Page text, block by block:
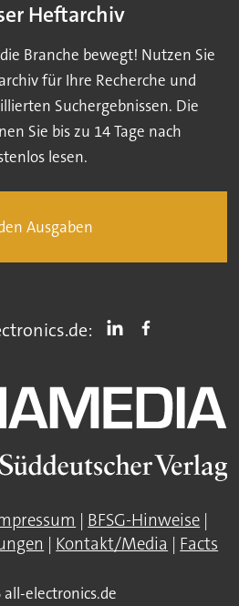
Heftarchiv
Branche bewegt! Nutzen Sie
für Ihre Recherche und
Suchergebnissen. Die
Sie bis zu 14 Tage nach
lesen.
Ausgaben
| BFSG-Hinweise |
| Kontakt/Media | Facts
electronics.de